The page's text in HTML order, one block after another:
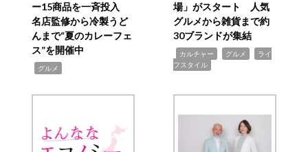
ー15商品を一斉投入
名店監修から冷製うど
んまで“夏のカレーフェ
ス”を開催中
グルメ
場」がスタート 人気
グルメから雑貨まで約
30ブランドが集結
カルチャー グルメ
ライ
フスタイル